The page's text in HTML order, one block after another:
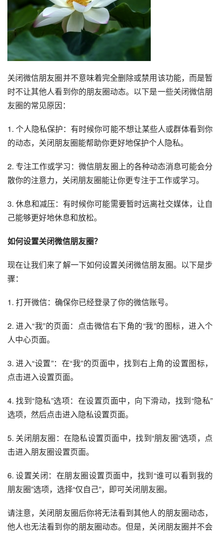
关闭微信朋友圈并不意味着完全删除或禁用该功能，而是暂
时不让其他人看到你的朋友圈动态。以下是一些关闭微信朋
友圈的常见原因：
1. 个人隐私保护：有时候你可能不想让某些人或群体看到你
的动态，关闭朋友圈能帮助你更好地保护个人隐私。
2. 专注工作或学习：微信朋友圈上的各种动态消息可能会分
散你的注意力，关闭朋友圈能让你更专注于工作或学习。
3. 休息和减压：有时候你可能需要暂时远离社交媒体，让自
己能够更好地休息和放松。
如何设置关闭微信朋友圈？
现在让我们来了解一下如何设置关闭微信朋友圈。以下是步
骤：
1. 打开微信：确保你已经登录了你的微信账号。
2. 进入“我”的页面：点击微信右下角的“我”的图标，进入个
人中心页面。
3. 进入“设置”：在“我”的页面中，找到右上角的设置图标，
点击进入设置页面。
4. 找到“隐私”选项：在设置页面中，向下滑动，找到“隐私”
选项，然后点击进入隐私设置页面。
5. 关闭朋友圈：在隐私设置页面中，找到“朋友圈”选项，点
击进入朋友圈设置页面。
6. 设置关闭：在朋友圈设置页面中，找到“谁可以看到我的
朋友圈”选项，选择“仅自己”，即可关闭朋友圈。
请注意，关闭朋友圈后你将无法看到其他人的朋友圈动态，
他人也无法看到你的朋友圈动态。但是，关闭朋友圈并不会